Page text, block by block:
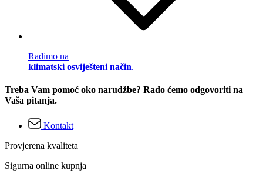
Radimo na
klimatski osviješteni način.
Treba Vam pomoć oko narudžbe? Rado ćemo odgovoriti na
Vaša pitanja.
Kontakt
Provjerena kvaliteta
Sigurna online kupnja